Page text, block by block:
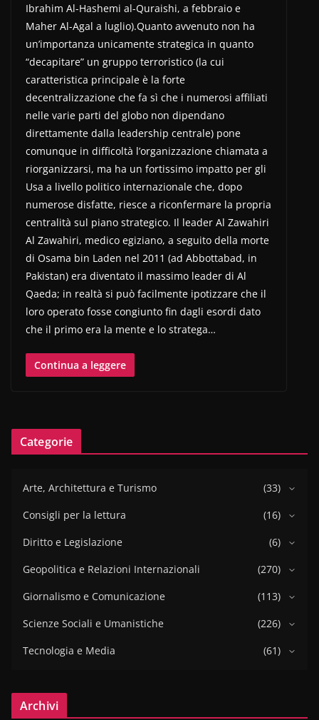
Ibrahim Al-Hashemi al-Quraishi, a febbraio e
Maher Al-Agal a luglio).Quanto avvenuto non ha
un’importanza unicamente strategica in quanto
“decapitare” un gruppo terroristico (la cui
caratteristica principale è la forte
decentralizzazione che fa sì che i numerosi affiliati
nelle varie parti del globo non dipendano
direttamente dalla leadership centrale) pone
comunque in difficoltà l’organizzazione chiamata a
riorganizzarsi, ma ha un fortissimo impatto per gli
Usa a livello politico internazionale che, dopo
numerose disfatte, riesce a riconfermare la propria
centralità sul piano strategico. Il leader Al Zawahiri
Al Zawahiri, medico egiziano, a seguito della morte
di Osama bin Laden nel 2011 (ad Abbottabad, in
Pakistan) era diventato il massimo leader di Al
Qaeda; in realtà si può facilmente ipotizzare che il
loro operato fosse congiunto fin dagli esordi dato
che il primo era la mente e lo stratega…
Continua a leggere
Categorie
Arte, Architettura e Turismo
(33)
Consigli per la lettura
(16)
Diritto e Legislazione
(6)
Geopolitica e Relazioni Internazionali
(270)
Giornalismo e Comunicazione
(113)
Scienze Sociali e Umanistiche
(226)
Tecnologia e Media
(61)
Archivi